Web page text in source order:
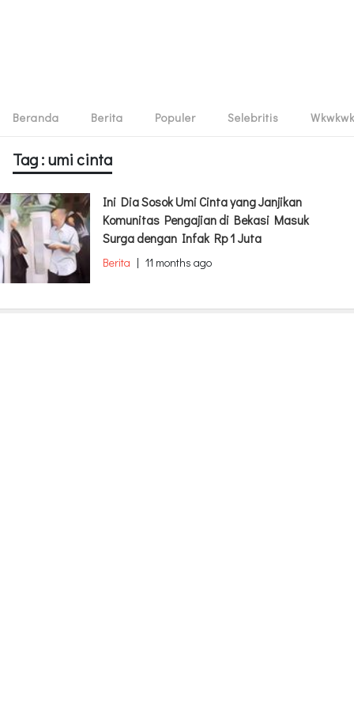
Beranda Berita Populer Selebritis Wkwkwk
Tag : umi cinta
Ini Dia Sosok Umi Cinta yang Janjikan
Komunitas Pengajian di Bekasi Masuk
Surga dengan Infak Rp 1 Juta
Berita | 11 months ago